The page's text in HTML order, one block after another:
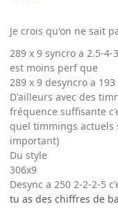
Je crois qu'on ne sait
289 x 9 syncro a 2.5-4-
est moins perf que
289 x 9 desyncro a
D'ailleurs avec des
fréquence suffisante
quel timmings actuels
important)
Du style
306x9
Desync a 250 2-2-2-5
tu as des chiffres de